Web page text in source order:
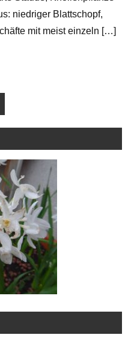
niedriger Blattschopf,
mit meist einzeln […]